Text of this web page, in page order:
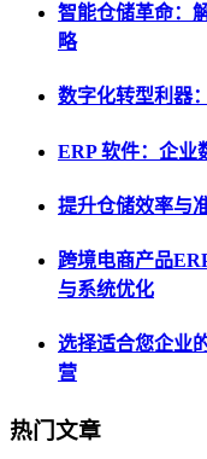
智能仓储革命：
略
数字化转型利器
ERP 软件：企业
提升仓储效率与
跨境电商产品
与系统优化
选择适合您企业
营
热门文章